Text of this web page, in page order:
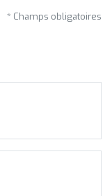
* Champs obligatoires